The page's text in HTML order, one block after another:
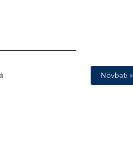
Növbəti »